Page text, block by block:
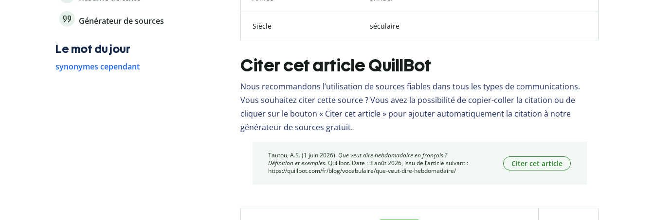
Siècle séculaire
Citer cet article QuillBot
Nous recommandons l’utilisation de sources fiables dans tous les types de communications.
Vous souhaitez citer cette source ? Vous avez la possibilité de copier-coller la citation ou de
cliquer sur le bouton « Citer cet article » pour ajouter automatiquement la citation à notre
générateur de sources gratuit.
Tautou, A.S. (1 juin 2026). Que veut dire hebdomadaire en français ?
Définition et exemples. Quillbot. Date : 3 août 2026, issu de l’article suivant :
https://quillbot.com/fr/blog/vocabulaire/que-veut-dire-hebdomadaire/
Citer cet article
Générateur de sources
Le mot du jour
synonymes cependant